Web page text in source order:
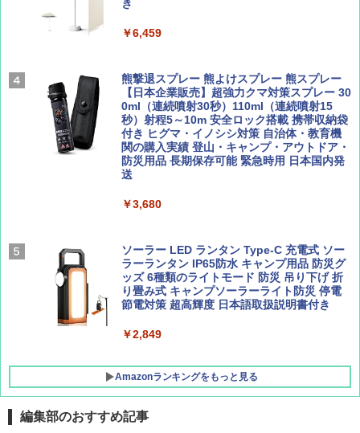
AIRLINE（エアライン）2026年9月号【特
￥1,760
BE-PAL(ビ-パル) 2026年 9 月号【特別付録:
SOTO ミニマル"旅"財布 ランダム2種】
￥1,500
地球の歩き方 スター・ウォーズ
新しい日本地理 地図・統計・移動から読み
解く (講談社現代新書)
￥1,540
テント ワンタッチ RENEW 幅200 2-3人用 43
[キャンパーズコレクション 山善] 傘みたいに
広げるだけ パッとサッとテント ブラックコ
ーティング フルクローズ メッシュ 3-4人用
簡単設置 ポップアップテント エクルベージ
ュ(BC仕様) PATC-150B(EB)
￥8,991
収納 コンパクト 簡単設営 カンガルーテント
ソロキャンプ ソロテント
￥20,718
き
￥6,459
熊撃退スプレー 熊よけスプレー 熊スプレー
【日本企業販売】超強力クマ対策スプレー 30
0ml（連続噴射30秒）110ml（連続噴射15
秒）射程5～10m 安全ロック搭載 携帯収納袋
付き ヒグマ・イノシシ対策 自治体・教育機
関の購入実績 登山・キャンプ・アウトドア・
防災用品 長期保存可能 緊急時用 日本国内発
送
￥3,680
ソーラー LED ランタン Type-C 充電式 ソー
ラーランタン IP65防水 キャンプ用品 防災グ
ッズ 6種類のライトモード 防災 吊り下げ 折
り畳み式 キャンプソーラーライト防災 停電
節電対策 超高輝度 日本語取扱説明書付き
￥2,849
Amazonランキングをもっと見る
編集部のおすすめ記事